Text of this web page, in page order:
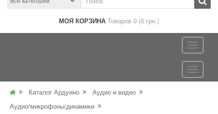
МОЯ КОРЗИНА Товаров 0 (0 грн.)
Каталог Ардуино
Аудио и видео
Аудио/микрофоны/динамики